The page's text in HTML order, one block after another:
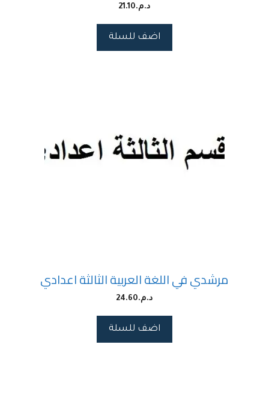
د.م.21.10
اضف للسلة
مرشدي في اللغة العربية الثالثة اعدادي
د.م.24.60
اضف للسلة